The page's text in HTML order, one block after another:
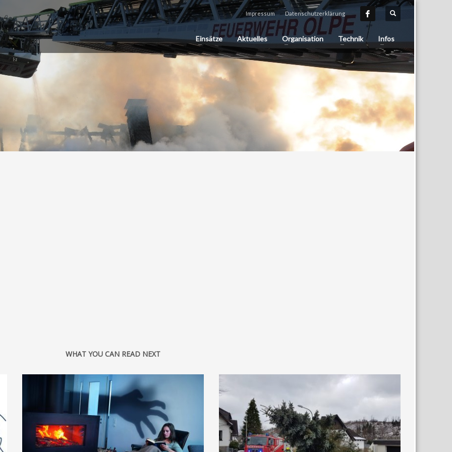
Impressum Datenschutzerklärung
Einsätze Aktuelles Organisation Technik Infos
WHAT YOU CAN READ NEXT